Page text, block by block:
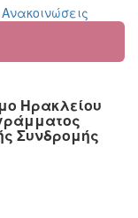
Ηρακλείου
Συνδρομής